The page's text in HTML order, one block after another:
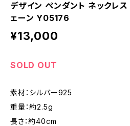
デザイン ペンダント ネックレ
ェーン Y05176
¥13,000
SOLD OUT
素材：シルバー925
重量：約2.5g
長さ：約40cm